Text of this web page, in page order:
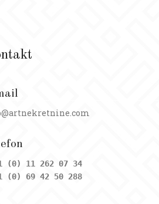
(0) 11 262 07 34
(0) 69 42 50 288